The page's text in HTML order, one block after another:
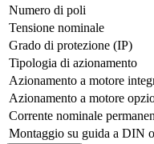
Numero di poli
Tensione nominale
Grado di protezione (IP)
Tipologia di azionamento
Azionamento a motore
Azionamento a motore
Corrente nominale
Montaggio su guida a DIN